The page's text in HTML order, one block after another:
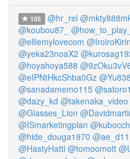
105 @hr_rel
@koubou87_
@elliemylovecom
@yeka23noaX2
@hoyahoya588
@eIPNtHkcShba0Gz
@sanadamemo115
@dazy_kd @takenaka_video
@Glasses_Lion
@ISmarketingplan
@hide_douga1970
@HastyHatti @tomoomott